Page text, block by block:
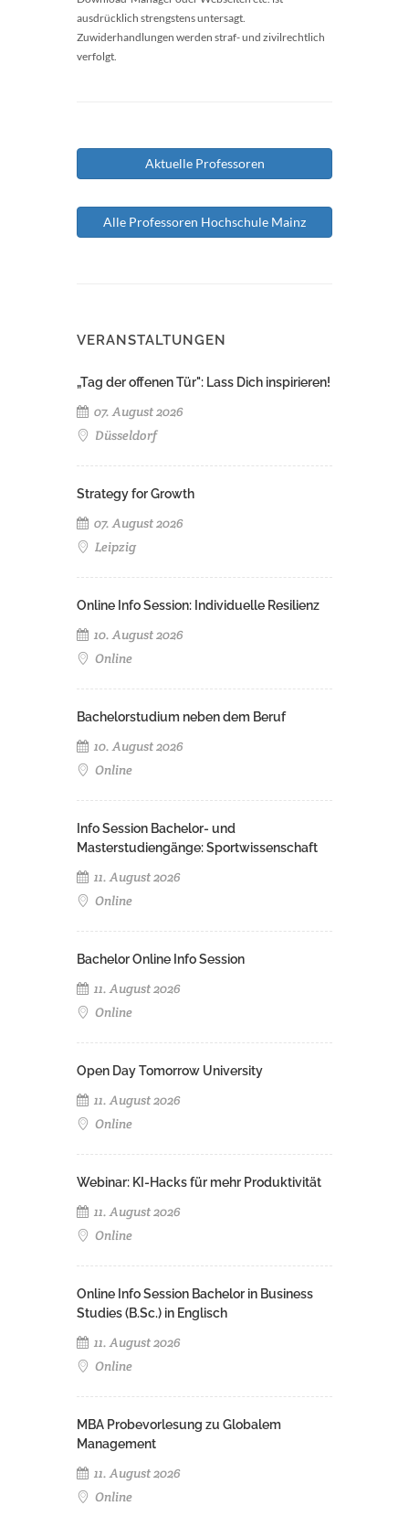
ausdrücklich strengstens untersagt.
Zuwiderhandlungen werden straf- und zivilrechtlich
verfolgt.
Aktuelle Professoren
Alle Professoren Hochschule Mainz
VERANSTALTUNGEN
„Tag der offenen Tür": Lass Dich inspirieren!
07. August 2026
Düsseldorf
Strategy for Growth
07. August 2026
Leipzig
Online Info Session: Individuelle Resilienz
10. August 2026
Online
Bachelorstudium neben dem Beruf
10. August 2026
Online
Info Session Bachelor- und
Masterstudiengänge: Sportwissenschaft
11. August 2026
Online
Bachelor Online Info Session
11. August 2026
Online
Open Day Tomorrow University
11. August 2026
Online
Webinar: KI-Hacks für mehr Produktivität
11. August 2026
Online
Online Info Session Bachelor in Business
Studies (B.Sc.) in Englisch
11. August 2026
Online
MBA Probevorlesung zu Globalem
Management
11. August 2026
Online